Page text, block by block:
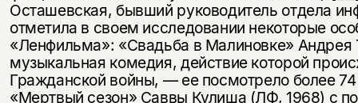
Осташевская, бывший руководитель отдела
отметила в своем исследовании некоторые
«Ленфильма»: «Свадьба в Малиновке»
музыкальная комедия, действие которой
Гражданской войны, — ее посмотрело более
«Мертвый сезон» Саввы Кулиша (ЛФ, 1968) с